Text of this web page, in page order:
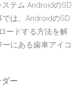
テム AndroidのSD
は、AndroidのSD
ードする方法を解
にある歯車アイコ
ー